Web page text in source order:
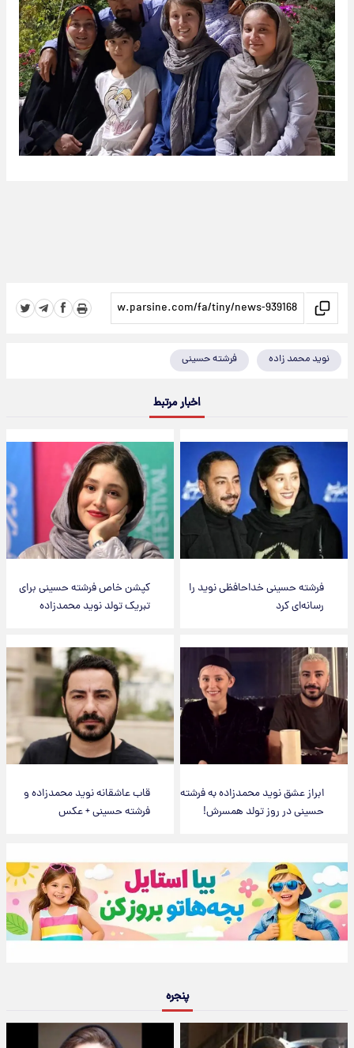
نوید محمد زاده فرشته حسینی
اخبار مرتبط
فرشته حسینی خداحافظی نوید را
رسانه‌ای کرد
کپشن خاص فرشته حسینی برای
تبریک تولد نوید محمدزاده
ابراز عشق نوید محمدزاده به فرشته
حسینی در روز تولد همسرش!
قاب عاشقانه نوید محمدزاده و
فرشته حسینی + عکس
پنجره